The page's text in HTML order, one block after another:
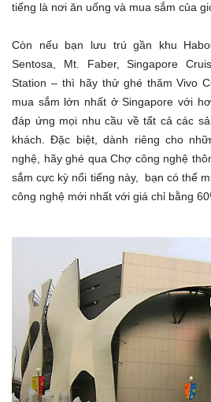
tiếng là nơi ăn uống và mua sắm của
Còn nếu bạn lưu trú gần khu
Sentosa, Mt. Faber, Singapore
Station – thì hãy thử ghé thăm Vivo
mua sắm lớn nhất ở Singapore với
đáp ứng mọi nhu cầu về tất cả các
khách. Đặc biệt, dành riêng cho
nghệ, hãy ghé qua Chợ công nghệ
sắm cực kỳ nổi tiếng này, bạn có thể
công nghệ mới nhất với giá chỉ bằng